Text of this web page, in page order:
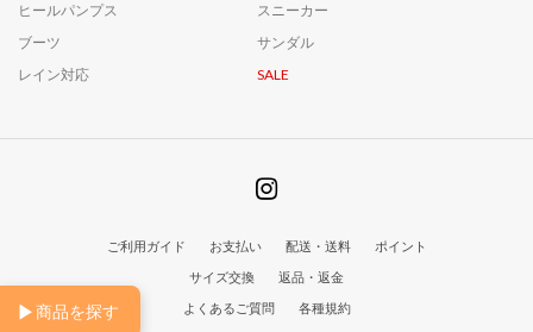
▶商品を探す
ヒールパンプス
スニーカー
ブーツ
サンダル
レイン対応
SALE
ご利用ガイド お支払い 配送・送料
ポイント
サイズ交換
返品・返金
よくあるご質問
各種規約